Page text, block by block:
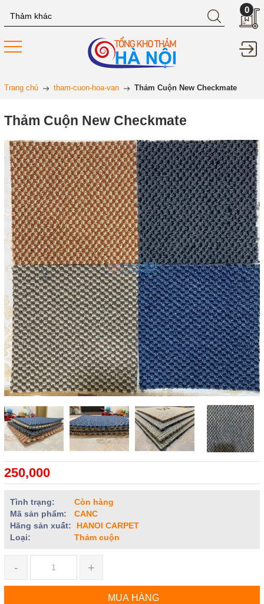
0
Trang chủ tham-cuon-hoa-van Thảm Cuộn New Checkmate
Thảm Cuộn New Checkmate
250,000
Tình trạng:
Còn hàng
Mã sản phẩm:
CANC
Hãng sản xuất:
HANOI CARPET
Loại:
Thảm cuộn
- +
MUA HÀNG